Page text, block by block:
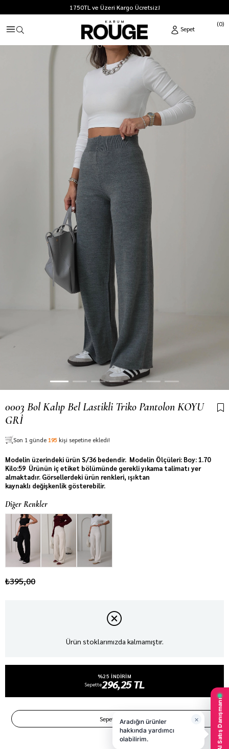
1750TL ve Üzeri Kargo Ücretsiz!
0
0003 Bol Kalıp Bel Lastikli Triko Pantolon KOYU
GRİ
Son 1 günde 195 kişi sepetine ekledi!
Modelin üzerindeki ürün S/36 bedendir. Modelin Ölçüleri: Boy: 1.70
Kilo:59 Ürünün iç etiket bölümünde gerekli yıkama talimatı yer
almaktadır. Görsellerdeki ürün renkleri, ışıktan
kaynaklı değişkenlik gösterebilir.
Diğer Renkler
₺395,00
Ürün stoklarımızda kalmamıştır.
%25 INDIRIM
Sepette296,25 TL